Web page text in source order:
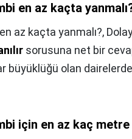
en az kaçta
az kaçta yanmalı?,
sorusuna net bir
büyüklüğü olan dairelerde
için en az kaç metre